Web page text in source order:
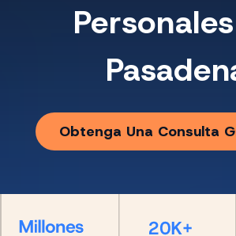
Obtenga Una Consulta